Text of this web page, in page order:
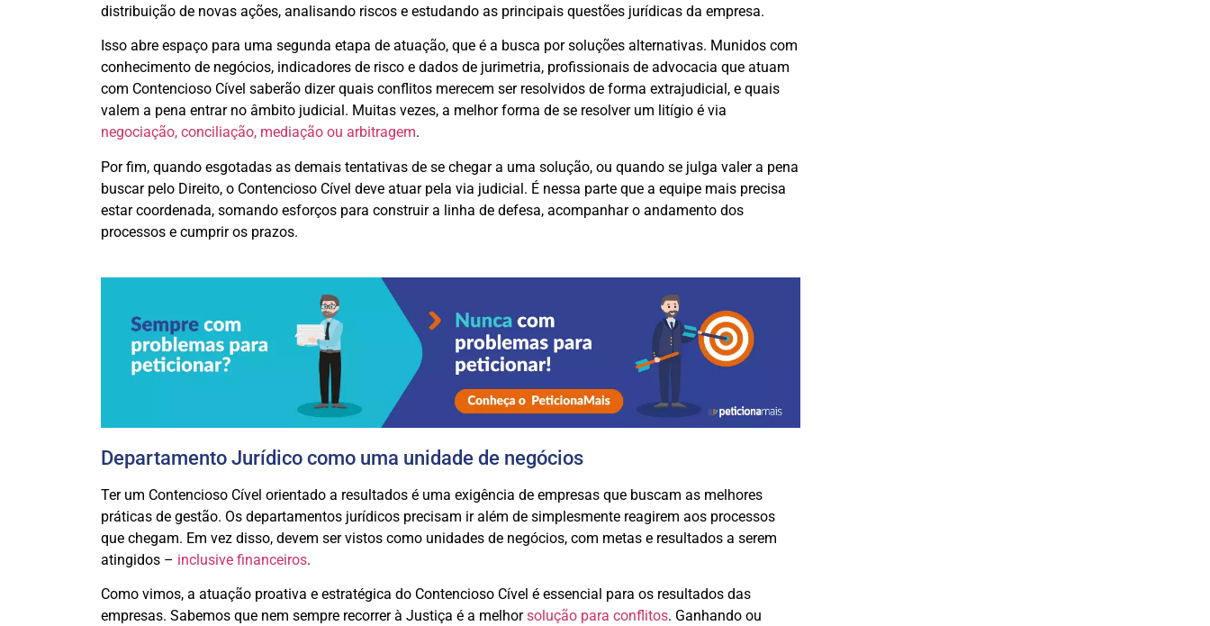
distribuição de novas ações, analisando riscos e estudando as principais questões jurídicas da empresa.
Isso abre espaço para uma segunda etapa de atuação, que é a busca por soluções alternativas. Munidos com
conhecimento de negócios, indicadores de risco e dados de jurimetria, profissionais de advocacia que atuam
com Contencioso Cível saberão dizer quais conflitos merecem ser resolvidos de forma extrajudicial, e quais
valem a pena entrar no âmbito judicial. Muitas vezes, a melhor forma de se resolver um litígio é via
negociação, conciliação, mediação ou arbitragem.
Por fim, quando esgotadas as demais tentativas de se chegar a uma solução, ou quando se julga valer a pena
buscar pelo Direito, o Contencioso Cível deve atuar pela via judicial. É nessa parte que a equipe mais precisa
estar coordenada, somando esforços para construir a linha de defesa, acompanhar o andamento dos
processos e cumprir os prazos.
Departamento Jurídico como uma unidade de negócios
Ter um Contencioso Cível orientado a resultados é uma exigência de empresas que buscam as melhores
práticas de gestão. Os departamentos jurídicos precisam ir além de simplesmente reagirem aos processos
que chegam. Em vez disso, devem ser vistos como unidades de negócios, com metas e resultados a serem
atingidos – inclusive financeiros.
Como vimos, a atuação proativa e estratégica do Contencioso Cível é essencial para os resultados das
empresas. Sabemos que nem sempre recorrer à Justiça é a melhorsolução para conflitos. Ganhando ou